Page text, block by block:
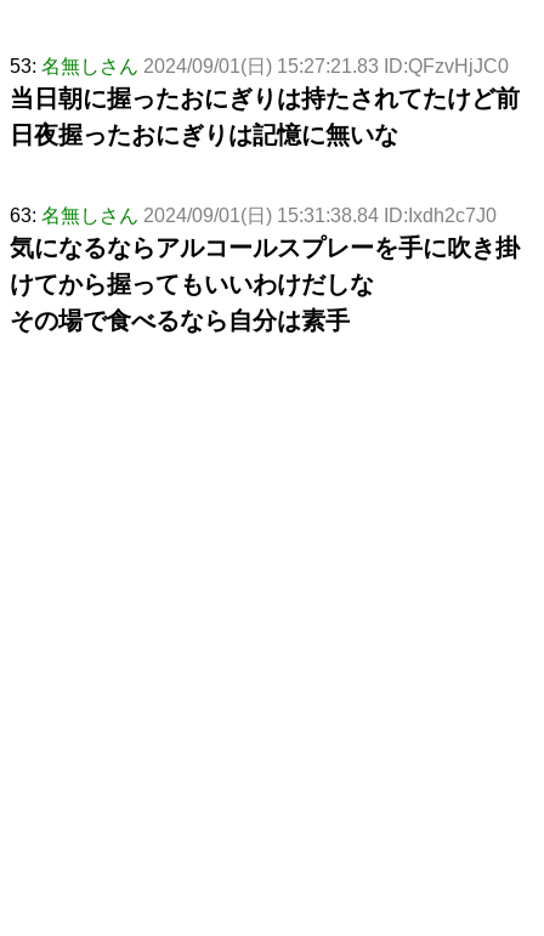
53: 名無しさん 2024/09/01(日) 15:27:21.83 ID:QFzvHjJC0
当日朝に握ったおにぎりは持たされてたけど前
日夜握ったおにぎりは記憶に無いな
63: 名無しさん 2024/09/01(日) 15:31:38.84 ID:Ixdh2c7J0
気になるならアルコールスプレーを手に吹き掛
けてから握ってもいいわけだしな
その場で食べるなら自分は素手